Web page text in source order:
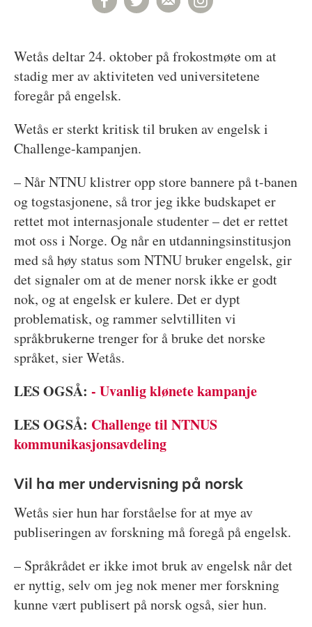
Wetås deltar 24. oktober på frokostmøte om at
stadig mer av aktiviteten ved universitetene
foregår på engelsk.
Wetås er sterkt kritisk til bruken av engelsk i
Challenge-kampanjen.
– Når NTNU klistrer opp store bannere på t-banen
og togstasjonene, så tror jeg ikke budskapet er
rettet mot internasjonale studenter – det er rettet
mot oss i Norge. Og når en utdanningsinstitusjon
med så høy status som NTNU bruker engelsk, gir
det signaler om at de mener norsk ikke er godt
nok, og at engelsk er kulere. Det er dypt
problematisk, og rammer selvtilliten vi
språkbrukerne trenger for å bruke det norske
språket, sier Wetås.
LES OGSÅ: - Uvanlig klønete kampanje
LES OGSÅ: Challenge til NTNUS
kommunikasjonsavdeling
Vil ha mer undervisning på norsk
Wetås sier hun har forståelse for at mye av
publiseringen av forskning må foregå på engelsk.
– Språkrådet er ikke imot bruk av engelsk når det
er nyttig, selv om jeg nok mener mer forskning
kunne vært publisert på norsk også, sier hun.